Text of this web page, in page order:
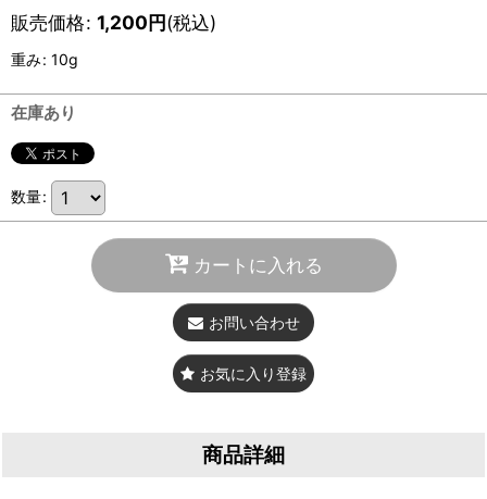
販売価格: 1,200円(税込)
重み: 10g
在庫あり
数量:
カートに入れる
お問い合わせ
お気に入り登録
商品詳細